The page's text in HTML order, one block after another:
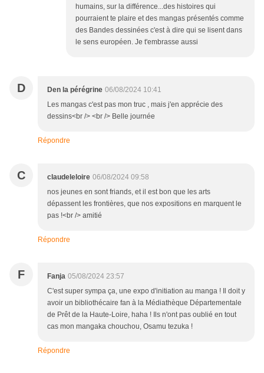
humains, sur la différence...des histoires qui
pourraient te plaire et des mangas présentés comme
des Bandes dessinées c'est à dire qui se lisent dans
le sens européen. Je t'embrasse aussi
D Den la pérégrine 06/08/2024 10:41
Les mangas c'est pas mon truc , mais j'en apprécie des
dessins<br /> <br /> Belle journée
Répondre
C claudeleloire 06/08/2024 09:58
nos jeunes en sont friands, et il est bon que les arts
dépassent les frontières, que nos expositions en marquent le
pas !<br /> amitié
Répondre
F Fanja 05/08/2024 23:57
C'est super sympa ça, une expo d'initiation au manga ! Il doit y
avoir un bibliothécaire fan à la Médiathèque Départementale
de Prêt de la Haute-Loire, haha ! Ils n'ont pas oublié en tout
cas mon mangaka chouchou, Osamu tezuka !
Répondre